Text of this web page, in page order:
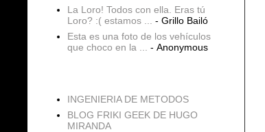
La Loro! Todos con ella. Eras tú
Loro? :( estamos ...
- Grillo Bailó
Esta es una foto de los vehículos
que choco en la ...
- Anonymous
INGENIERIA DE METODOS
BLOG FRIKI GEEK DE HUGO
MIRANDA